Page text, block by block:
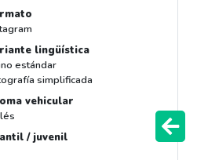
lingüística
estándar
simplificada
vehicular
/ juvenil